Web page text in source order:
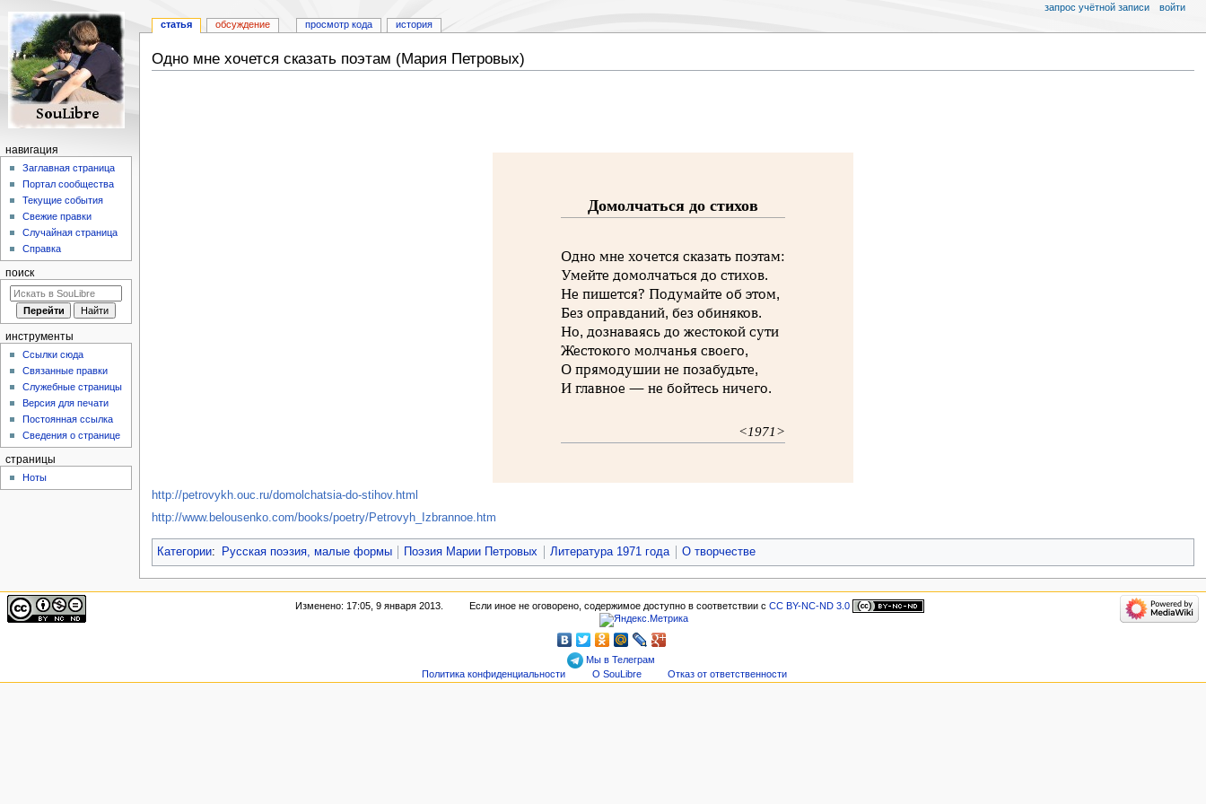
Одно мне хочется сказать поэтам (Мария Петровых)
Домолчаться до стихов
Одно мне хочется сказать поэтам:
Умейте домолчаться до стихов.
Не пишется? Подумайте об этом,
Без оправданий, без обиняков.
Но, дознаваясь до жестокой сути
Жестокого молчанья своего,
О прямодушии не позабудьте,
И главное — не бойтесь ничего.
<1971>
http://petrovykh.ouc.ru/domolchatsia-do-stihov.html
http://www.belousenko.com/books/poetry/Petrovyh_Izbrannoe.htm
Категории: Русская поэзия, малые формы Поэзия Марии Петровых Литература 1971 года О творчестве
статья обсуждение просмотр кода история
запрос учётной записи войти
навигация
Заглавная страница
Портал сообщества
Текущие события
Свежие правки
Случайная страница
Справка
поиск
инструменты
Ссылки сюда
Связанные правки
Служебные страницы
Версия для печати
Постоянная ссылка
Сведения о странице
страницы
Ноты
Изменено: 17:05, 9 января 2013. Если иное не оговорено, содержимое доступно в соответствии сCC BY-NC-ND 3.0
Мы в Телеграм
Политика конфиденциальности
О SouLibre Отказ от ответственности